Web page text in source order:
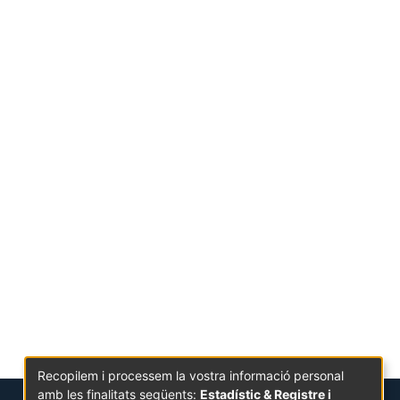
Recopilem i processem la vostra informació personal
amb les finalitats següents: Estadístic & Registre i